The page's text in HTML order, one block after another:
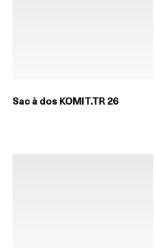
Sac à dos KOMIT.TR 26